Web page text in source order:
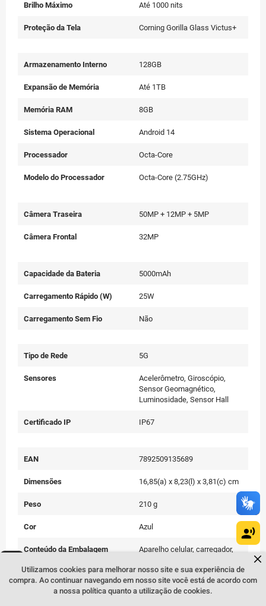
Fale comigo
clicando aqui
Brilho Máximo Até 1000 nits
Proteção da Tela Corning Gorilla Glass Victus+
Armazenamento Interno 128GB
Expansão de Memória Até 1TB
Memória RAM 8GB
Sistema Operacional Android 14
Processador Octa-Core
Modelo do Processador Octa-Core (2.75GHz)
Câmera Traseira 50MP + 12MP + 5MP
Câmera Frontal 32MP
Capacidade da Bateria 5000mAh
Carregamento Rápido (W) 25W
Carregamento Sem Fio Não
Tipo de Rede 5G
Sensores
Acelerômetro, Giroscópio,
Sensor Geomagnético,
Luminosidade, Sensor Hall
Certificado IP IP67
EAN 7892509135689
Dimensões 16,85(a) x 8,23(l) x 3,81(c) cm
Peso 210 g
Cor Azul
Conteúdo da Embalagem
Aparelho celular, carregador,
manual do usuário
Utilizamos cookies para melhorar nosso site e sua experiência de
compra. Ao continuar navegando em nosso site você está de acordo com
a nossa política quanto a utilização de cookies.